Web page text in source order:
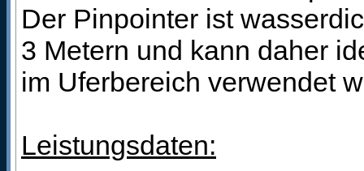
Der Pinpointer ist
3 Metern und kann daher
im Uferbereich verwendet
Leistungsdaten: